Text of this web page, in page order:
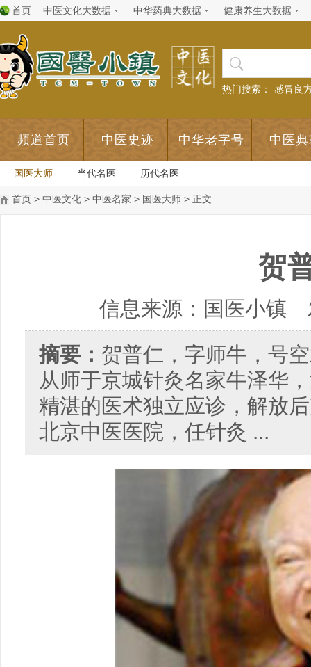
首页 中医文化大数据 中华药典大数据 健康养生大数据
热门搜索： 感冒良
频道首页 中医史迹 中华老字号 中医
国医大师 当代名医 历代名医
首页 > 中医文化 > 中医名家 > 国医大师 > 正文
贺
信息来源：国医小镇
摘要： 贺普仁，字师牛，号
从师于京城针灸名家牛泽华
精湛的医术独立应诊，解放
北京中医医院，任针灸 ...